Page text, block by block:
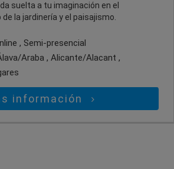
suelta a tu imaginación en el
la jardinería y el paisajismo.
, Semi-presencial
Araba , Alicante/Alacant ,
información